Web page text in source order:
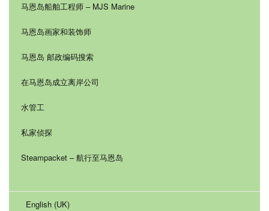
马恩岛船舶工程师 – MJS Marine
马恩岛画家和装饰师
马恩岛 邮政编码搜索
在马恩岛成立离岸公司
水管工
私家侦探
Steampacket – 航行至马恩岛
English (UK)